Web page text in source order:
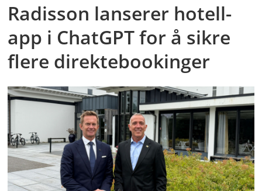
Radisson lanserer hotell-
app i ChatGPT for å sikre
flere direktebookinger